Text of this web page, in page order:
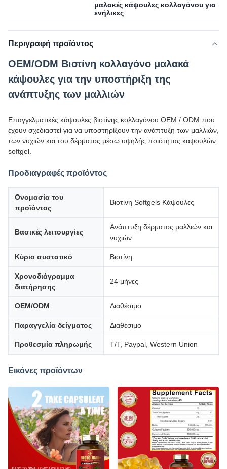
μαλακές κάψουλες κολλαγόνου για
ενήλικες
Περιγραφή προϊόντος
OEM/ODM Βιοτίνη κολλαγόνο μαλακά
κάψουλες για την υποστήριξη της
ανάπτυξης των μαλλιών
Επαγγελματικές κάψουλες βιοτίνης κολλαγόνου OEM / ODM που
έχουν σχεδιαστεί για να υποστηρίξουν την ανάπτυξη των μαλλιών,
των νυχιών και του δέρματος μέσω υψηλής ποιότητας καψουλών
softgel.
Προδιαγραφές προϊόντος
Ονομασία του
προϊόντος
Βιοτίνη Softgels Κάψουλες
Βασικές λειτουργίες
Ανάπτυξη δέρματος μαλλιών και
νυχιών
Κύριο συστατικό Βιοτίνη
Χρονοδιάγραμμα
διατήρησης
24 μήνες
OEM/ODM Διαθέσιμο
Παραγγελία δείγματος Διαθέσιμο
Προθεσμία πληρωμής T/T, Paypal, Western Union
Εικόνες προϊόντων